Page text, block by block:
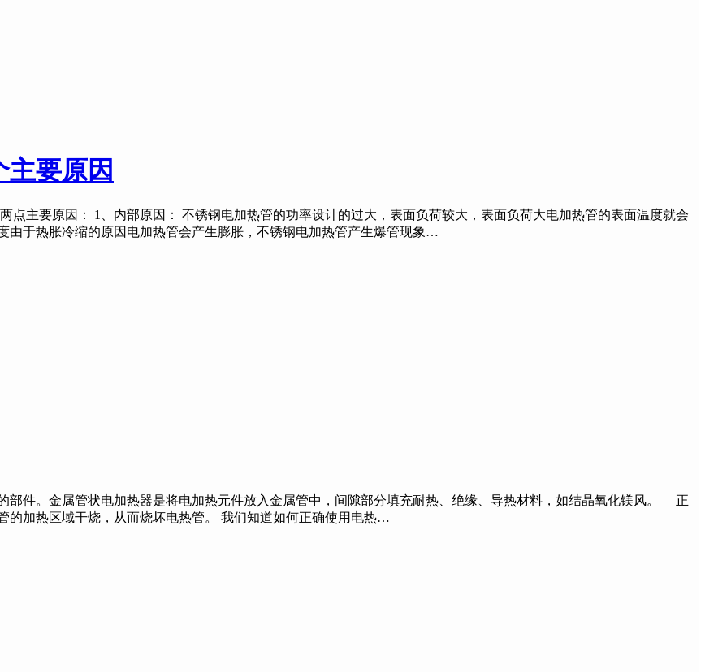
要原因
点主要原因： 1、内部原因： 不锈钢电加热管的功率设计的过大，表面负荷较大，表面负荷大电加热管的表面温度就会
由于热胀冷缩的原因电加热管会产生膨胀，不锈钢电加热管产生爆管现象…
件。金属管状电加热器是将电加热元件放入金属管中，间隙部分填充耐热、绝缘、导热材料，如结晶氧化镁风。 正
的加热区域干烧，从而烧坏电热管。 我们知道如何正确使用电热…